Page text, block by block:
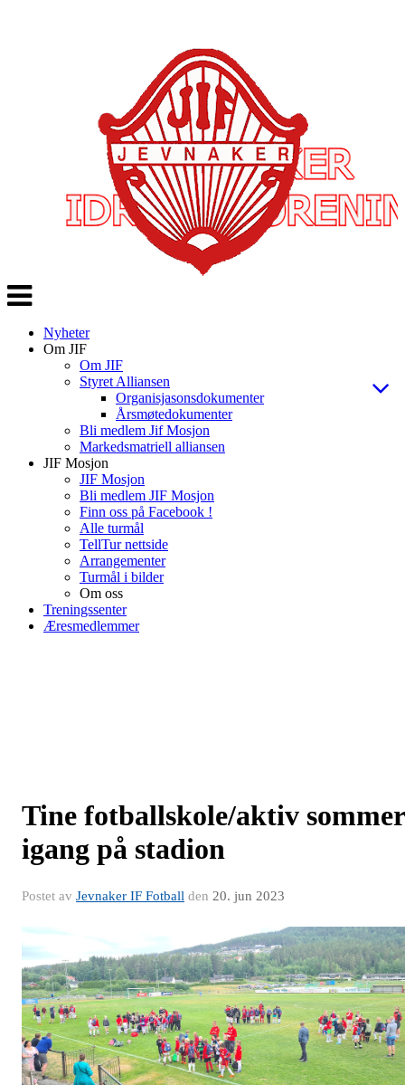
Veksle
navigasjon
Nyheter
Om JIF
Om JIF
Styret Alliansen
Organisjasonsdokumenter
Årsmøtedokumenter
Bli medlem Jif Mosjon
Markedsmatriell alliansen
JIF Mosjon
JIF Mosjon
Bli medlem JIF Mosjon
Finn oss på Facebook !
Alle turmål
TellTur nettside
Arrangementer
Turmål i bilder
Om oss
Treningssenter
Æresmedlemmer
Tine fotballskole/aktiv sommer
igang på stadion
Postet av Jevnaker IF Fotball den 20. jun 2023